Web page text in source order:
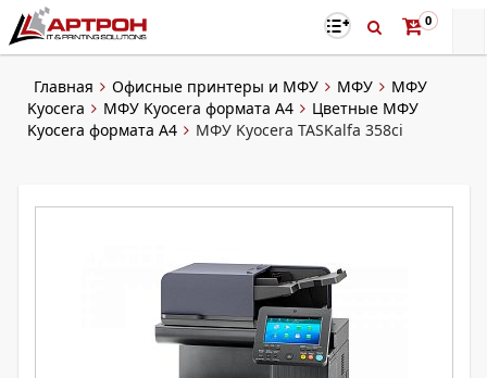
0
Главная Офисные принтеры и МФУ МФУ
МФУ
Kyocera
МФУ Kyocera формата А4
Цветные МФУ
Kyocera формата А4
МФУ Kyocera TASKalfa 358ci